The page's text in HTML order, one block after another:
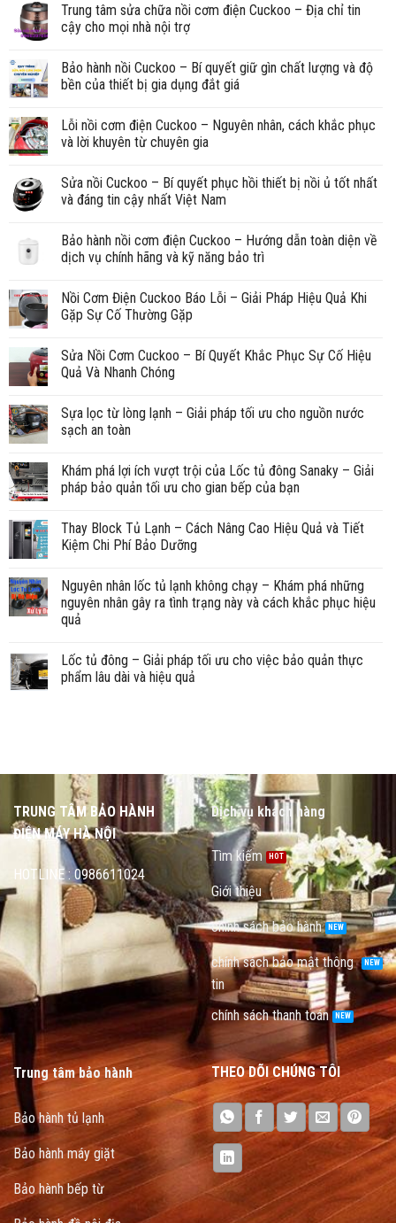
Trung tâm sửa chữa nồi cơm điện Cuckoo – Địa chỉ tin
cậy cho mọi nhà nội trợ
Bảo hành nồi Cuckoo – Bí quyết giữ gìn chất lượng và độ
bền của thiết bị gia dụng đắt giá
Lỗi nồi cơm điện Cuckoo – Nguyên nhân, cách khắc phục
và lời khuyên từ chuyên gia
Sửa nồi Cuckoo – Bí quyết phục hồi thiết bị nồi ủ tốt nhất
và đáng tin cậy nhất Việt Nam
Bảo hành nồi cơm điện Cuckoo – Hướng dẫn toàn diện về
dịch vụ chính hãng và kỹ năng bảo trì
Nồi Cơm Điện Cuckoo Báo Lỗi – Giải Pháp Hiệu Quả Khi
Gặp Sự Cố Thường Gặp
Sửa Nồi Cơm Cuckoo – Bí Quyết Khắc Phục Sự Cố Hiệu
Quả Và Nhanh Chóng
Sựa lọc từ lòng lạnh – Giải pháp tối ưu cho nguồn nước
sạch an toàn
Khám phá lợi ích vượt trội của Lốc tủ đông Sanaky – Giải
pháp bảo quản tối ưu cho gian bếp của bạn
Thay Block Tủ Lạnh – Cách Nâng Cao Hiệu Quả và Tiết
Kiệm Chi Phí Bảo Dưỡng
Nguyên nhân lốc tủ lạnh không chạy – Khám phá những
nguyên nhân gây ra tình trạng này và cách khắc phục hiệu
quả
Lốc tủ đông – Giải pháp tối ưu cho việc bảo quản thực
phẩm lâu dài và hiệu quả
TRUNG TÂM BẢO HÀNH
ĐIỆN MÁY HÀ NỘI
HOTLINE : 0986611024
Dịch vụ khách hàng
Tìm kiếm
Giới thiệu
chính sách bảo hành
chính sách bảo mật thông
tin
chính sách thanh toán
Trung tâm bảo hành
Bảo hành tủ lạnh
Bảo hành máy giặt
Bảo hành bếp từ
THEO DÕI CHÚNG TÔI